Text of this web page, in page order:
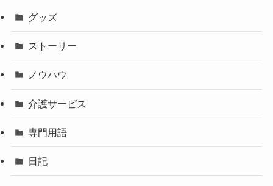
グッズ
ストーリー
ノウハウ
介護サービス
専門用語
日記